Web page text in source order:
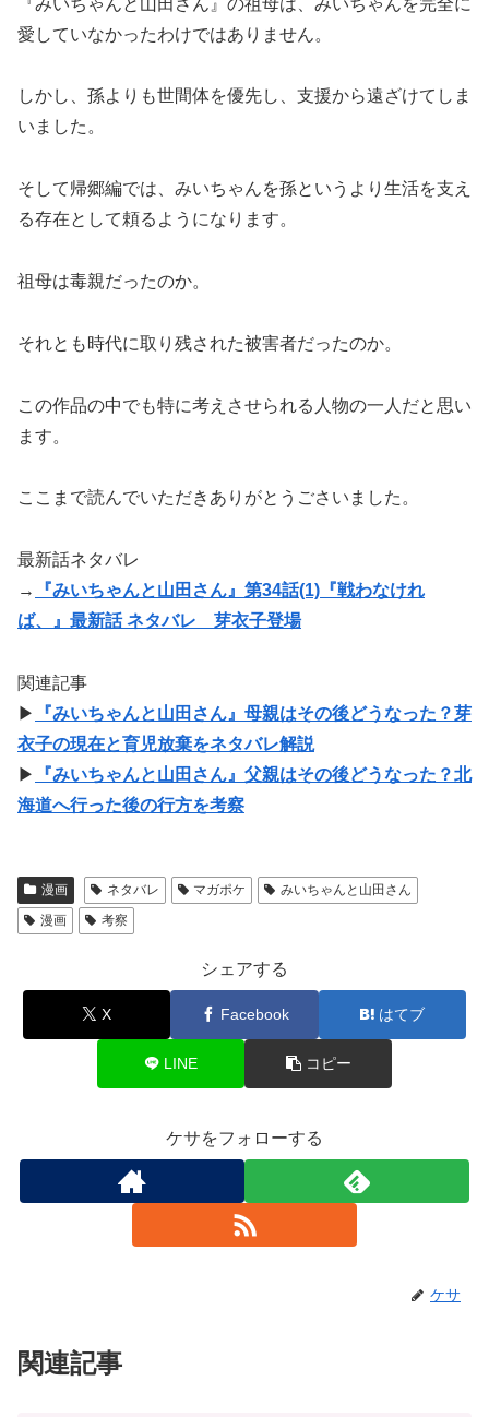
愛していなかったわけではありません。
しかし、孫よりも世間体を優先し、支援から遠ざけてしま
いました。
そして帰郷編では、みいちゃんを孫というより生活を支え
る存在として頼るようになります。
祖母は毒親だったのか。
それとも時代に取り残された被害者だったのか。
この作品の中でも特に考えさせられる人物の一人だと思い
ます。
ここまで読んでいただきありがとうごさいました。
最新話ネタバレ
→
『みいちゃんと山田さん』第34話(1)『戦わなけれ
ば、』最新話 ネタバレ 芽衣子登場
関連記事
▶
『みいちゃんと山田さん』母親はその後どうなった？芽
衣子の現在と育児放棄をネタバレ解説
▶
『みいちゃんと山田さん』父親はその後どうなった？北
海道へ行った後の行方を考察
漫画 ネタバレ マガポケ
みいちゃんと山田さん
漫画
考察
シェアする
X Facebook はてブ
LINE コピー
ケサをフォローする
ケサ
関連記事